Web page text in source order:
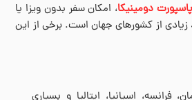
دومینیکا، امکان سفر بدون ویزا یا
زیادی از کشورهای جهان است. برخی از این
فرانسه، اسپانیا، ایتالیا و بسیاری